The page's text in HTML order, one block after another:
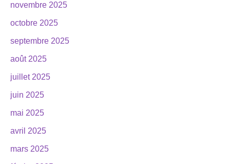
novembre 2025
octobre 2025
septembre 2025
août 2025
juillet 2025
juin 2025
mai 2025
avril 2025
mars 2025